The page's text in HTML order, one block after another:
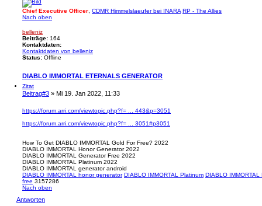
Chief Executive Officer CDMR Himmelslaeufer bei INARA RP - The Allies
Nach oben
belleniz
Beiträge: 164
Kontaktdaten:
Kontaktdaten von belleniz
Status: Offline
DIABLO IMMORTAL ETERNALS GENERATOR
Zitat
Beitrag#3 » Mi 19. Jan 2022, 11:33
https://forum.arri.com/viewtopic.php?f= ... 443&p=3051
https://forum.arri.com/viewtopic.php?f= ... 3051#p3051
How To Get DIABLO IMMORTAL Gold For Free? 2022
DIABLO IMMORTAL Honor Generator 2022
DIABLO IMMORTAL Generator Free 2022
DIABLO IMMORTAL Platinum 2022
DIABLO IMMORTAL generator android
DIABLO IMMORTAL honor generator DIABLO IMMORTAL Platinum DIABLO
free 3157286
Nach oben
Antworten